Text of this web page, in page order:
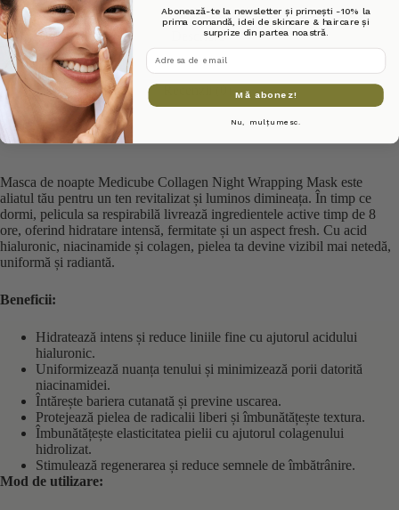
Descriere
Masca de noapte Medicube Collagen Night Wrapping Mask este
aliatul tău pentru un ten revitalizat și luminos dimineața. În timp ce
dormi, pelicula sa respirabilă livrează ingredientele active timp de 8
ore, oferind hidratare intensă, fermitate și un aspect fresh. Cu acid
hialuronic, niacinamide și colagen, pielea ta devine vizibil mai netedă,
uniformă și radiantă.
Beneficii:
Hidratează intens și reduce liniile fine cu ajutorul acidului
hialuronic.
Uniformizează nuanța tenului și minimizează porii datorită
niacinamidei.
Întărește bariera cutanată și previne uscarea.
Protejează pielea de radicalii liberi și îmbunătățește textura.
Îmbunătățește elasticitatea pielii cu ajutorul colagenului
hidrolizat.
Stimulează regenerarea și reduce semnele de îmbătrânire.
Mod de utilizare:
Abonează-te la newsletter și primești -10% la
prima comandă, idei de skincare & haircare și
surprize din partea noastră.
adresa de email
Mă abonez!
Nu, mulțumesc.